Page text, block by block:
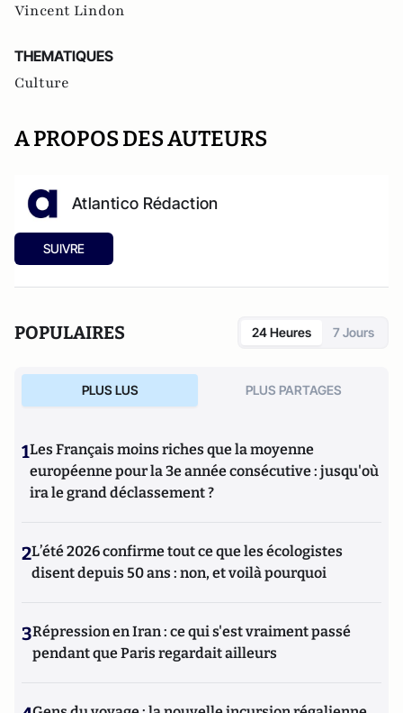
Vincent Lindon
THEMATIQUES
Culture
A PROPOS DES AUTEURS
Atlantico Rédaction
SUIVRE
POPULAIRES 24 Heures 7 Jours
PLUS LUS PLUS PARTAGES
1Les Français moins riches que la moyenne
européenne pour la 3e année consécutive : jusqu'où
ira le grand déclassement ?
2L’été 2026 confirme tout ce que les écologistes
disent depuis 50 ans : non, et voilà pourquoi
3Répression en Iran : ce qui s'est vraiment passé
pendant que Paris regardait ailleurs